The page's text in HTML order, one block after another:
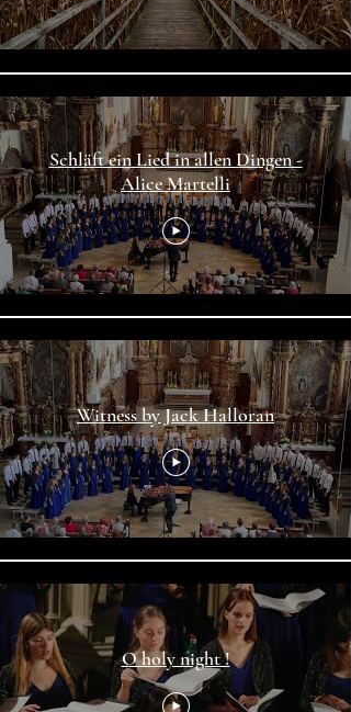
Schläft ein Lied in allen Dingen -
Alice Martelli
Witness by Jack Halloran
O holy night !